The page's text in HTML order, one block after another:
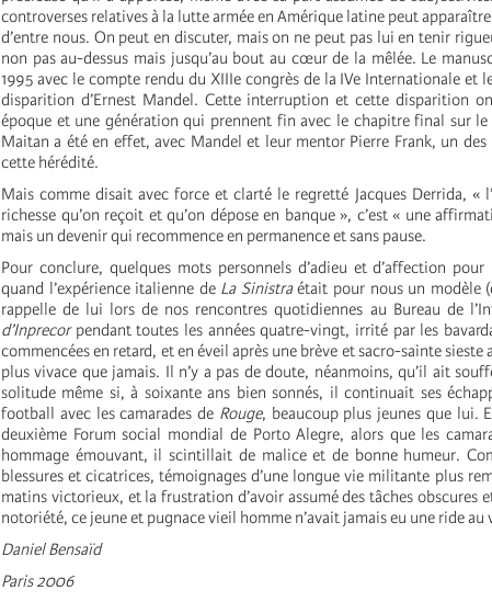
controverses relatives à la lutte armée en Amérique latine peut
d’entre nous. On peut en discuter, mais on ne peut pas lui en tenir
non pas au-dessus mais jusqu’au bout au cœur de la mêlée. Le
1995 avec le compte rendu du XIIIe congrès de la IVe Internationale et
disparition d’Ernest Mandel. Cette interruption et cette disparition
époque et une génération qui prennent fin avec le chapitre final sur
Maitan a été en effet, avec Mandel et leur mentor Pierre Frank, un
cette hérédité.
Mais comme disait avec force et clarté le regretté Jacques Derrida, «
richesse qu’on reçoit et qu’on dépose en banque », c’est « une
mais un devenir qui recommence en permanence et sans pause.
Pour conclure, quelques mots personnels d’adieu et d’affection pour
quand l’expérience italienne de La Sinistraétait pour nous un modèle
rappelle de lui lors de nos rencontres quotidiennes au Bureau de
d’Inprecorpendant toutes les années quatre-vingt, irrité par les
commencées en retard, et en éveil après une brève et sacro-sainte
plus vivace que jamais. Il n’y a pas de doute, néanmoins, qu’il ait
solitude même si, à soixante ans bien sonnés, il continuait ses
football avec les camarades de Rouge, beaucoup plus jeunes que lui.
deuxième Forum social mondial de Porto Alegre, alors que les
hommage émouvant, il scintillait de malice et de bonne humeur.
blessures et cicatrices, témoignages d’une longue vie militante plus
matins victorieux, et la frustration d’avoir assumé des tâches obscures
notoriété, ce jeune et pugnace vieil homme n’avait jamais eu une ride au
Daniel Bensaïd
Paris 2006